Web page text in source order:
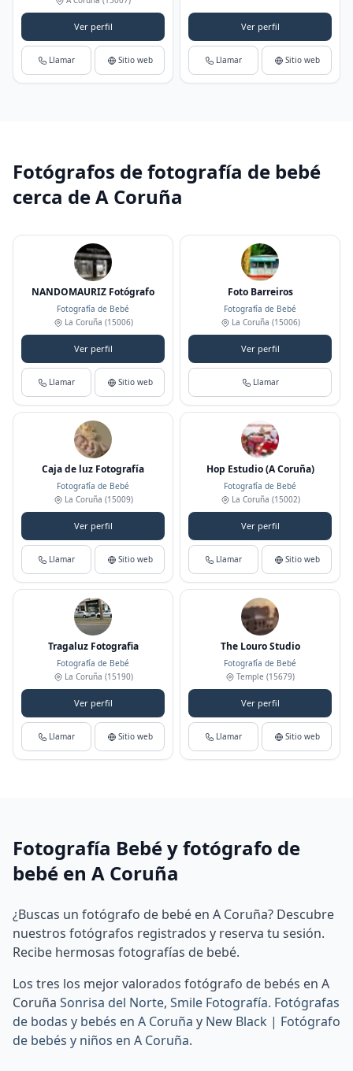
Ver perfil
Llamar Sitio web
Ver perfil
Llamar Sitio web
Fotógrafos de fotografía de bebé
cerca de A Coruña
NANDOMAURIZ Fotógrafo
Fotografía de Bebé
La Coruña (15006)
Ver perfil
Llamar Sitio web
Foto Barreiros
Fotografía de Bebé
La Coruña (15006)
Ver perfil
Llamar
Caja de luz Fotografía
Fotografía de Bebé
La Coruña (15009)
Ver perfil
Llamar Sitio web
Hop Estudio (A Coruña)
Fotografía de Bebé
La Coruña (15002)
Ver perfil
Llamar Sitio web
Tragaluz Fotografia
Fotografía de Bebé
La Coruña (15190)
Ver perfil
Llamar Sitio web
The Louro Studio
Fotografía de Bebé
Temple (15679)
Ver perfil
Llamar Sitio web
Fotografía Bebé y fotógrafo de
bebé en A Coruña
¿Buscas un fotógrafo de bebé en A Coruña? Descubre
nuestros fotógrafos registrados y reserva tu sesión.
Recibe hermosas fotografías de bebé.
Los tres los mejor valorados fotógrafo de bebés en A
Coruña Sonrisa del Norte, Smile Fotografía. Fotógrafas
de bodas y bebés en A Coruña y New Black | Fotógrafo
de bebés y niños en A Coruña.